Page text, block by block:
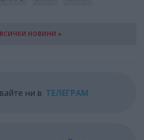
ВСИЧКИ НОВИНИ »
ни в ТЕЛЕГРАМ